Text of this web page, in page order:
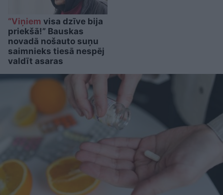
“Viņiem visa dzīve bija
priekšā!” Bauskas
novadā nošauto suņu
saimnieks tiesā nespēj
valdīt asaras